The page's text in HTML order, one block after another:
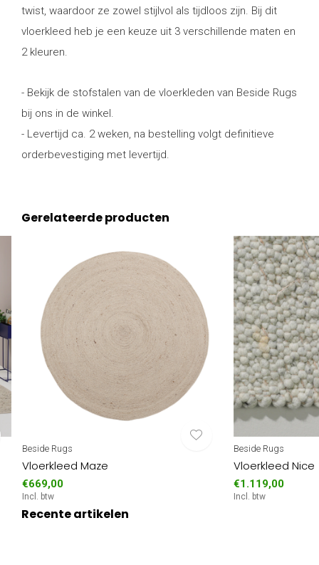
twist, waardoor ze zowel stijlvol als tijdloos zijn. Bij dit
vloerkleed heb je een keuze uit 3 verschillende maten en
2 kleuren.
- Bekijk de stofstalen van de vloerkleden van Beside Rugs
bij ons in de winkel.
- Levertijd ca. 2 weken, na bestelling volgt definitieve
orderbevestiging met levertijd.
Gerelateerde producten
Beside Rugs
Vloerkleed Maze
€669,00
Incl. btw
Beside Rugs
Vloerkleed Nice
€1.119,00
Incl. btw
Recente artikelen